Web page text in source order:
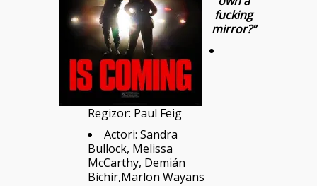
fucking
mirror?”
Regizor: Paul Feig
Actori: Sandra
Bullock, Melissa
McCarthy, Demián
Bichir,Marlon Wayans